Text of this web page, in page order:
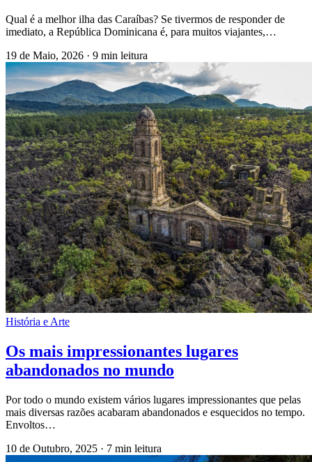
Qual é a melhor ilha das Caraíbas? Se tivermos de responder de
imediato, a República Dominicana é, para muitos viajantes,…
19 de Maio, 2026 · 9 min leitura
História e Arte
Os mais impressionantes lugares
abandonados no mundo
Por todo o mundo existem vários lugares impressionantes que pelas
mais diversas razões acabaram abandonados e esquecidos no tempo.
Envoltos…
10 de Outubro, 2025 · 7 min leitura